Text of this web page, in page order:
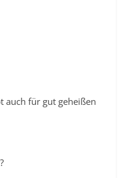
auch für gut geheißen